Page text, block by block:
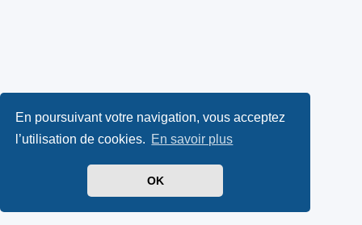
En poursuivant votre navigation, vous acceptez
l’utilisation de cookies. En savoir plus
OK